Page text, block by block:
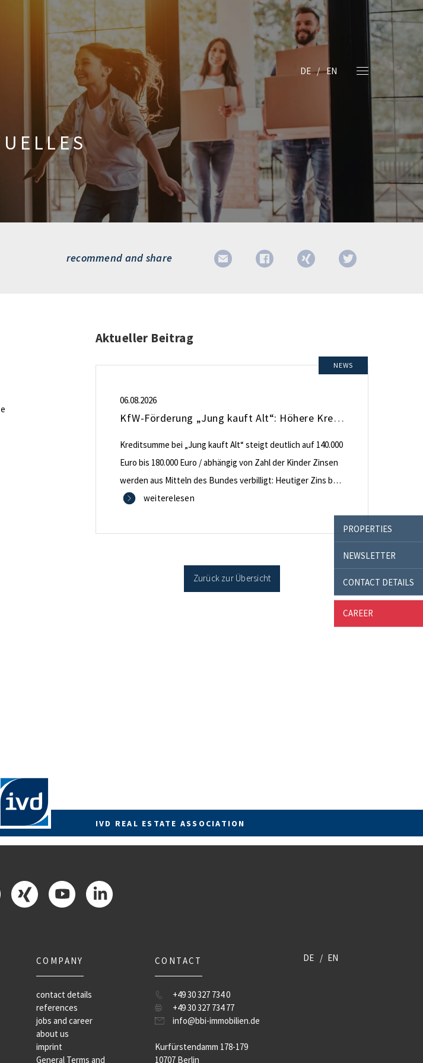
PROPERTIES
NEWSLETTER
CONTACT DETAILS
CAREER
DE EN
recommend and share
Aktueller Beitrag
NEWS
06.08.2026
KfW-Förderung „Jung kauft Alt“: Höhere Kredite ab August 2026
Kreditsumme bei „Jung kauft Alt“ steigt deutlich auf 140.000
Euro bis 180.000 Euro / abhängig von Zahl der Kinder Zinsen
werden aus Mitteln des Bundes verbilligt: Heutiger Zins bei
0,53 Prozent effektiv bei 35 Jahren Laufzeit und 10 Jahren
energetischer Sanierung binnen 54 Monaten nach
weiterelesen
Zurück zur Übersicht
IVD REAL ESTATE ASSOCIATION
COMPANY
contact details
references
jobs and career
about us
imprint
General Terms and
CONTACT
+49 30 327 734 0
+49 30 327 734 77
info@bbi-immobilien.de
Kurfürstendamm 178-179
10707 Berlin
DE EN